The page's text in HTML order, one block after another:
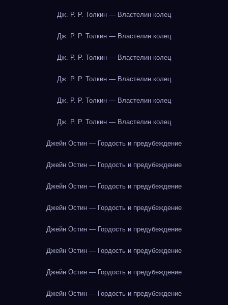
Дж. Р. Р. Толкин — Властелин колец
Дж. Р. Р. Толкин — Властелин колец
Дж. Р. Р. Толкин — Властелин колец
Дж. Р. Р. Толкин — Властелин колец
Дж. Р. Р. Толкин — Властелин колец
Дж. Р. Р. Толкин — Властелин колец
Джейн Остин — Гордость и предубеждение
Джейн Остин — Гордость и предубеждение
Джейн Остин — Гордость и предубеждение
Джейн Остин — Гордость и предубеждение
Джейн Остин — Гордость и предубеждение
Джейн Остин — Гордость и предубеждение
Джейн Остин — Гордость и предубеждение
Джейн Остин — Гордость и предубеждение